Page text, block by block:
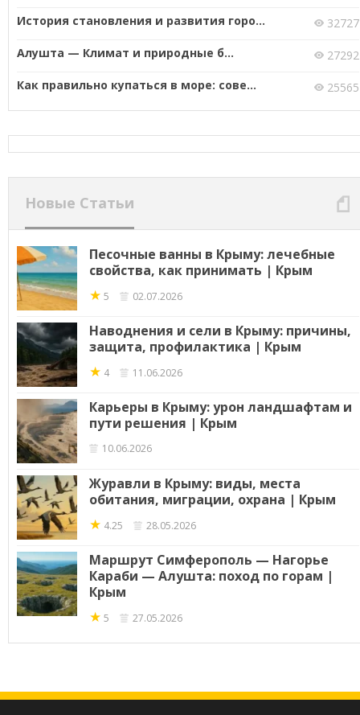
История становления и развития горо...
32727
Алушта — Климат и природные б...
27292
Как правильно купаться в море: сове...
25565
Новые Статьи
Песочные ванны в Крыму: лечебные
свойства, как принимать | Крым
★ 5 02.07.2026
Наводнения и сели в Крыму: причины,
защита, профилактика | Крым
★ 4 11.06.2026
Карьеры в Крыму: урон ландшафтам и
пути решения | Крым
10.06.2026
Журавли в Крыму: виды, места
обитания, миграции, охрана | Крым
★ 4.25 28.05.2026
Маршрут Симферополь — Нагорье
Караби — Алушта: поход по горам |
Крым
★ 5 27.05.2026